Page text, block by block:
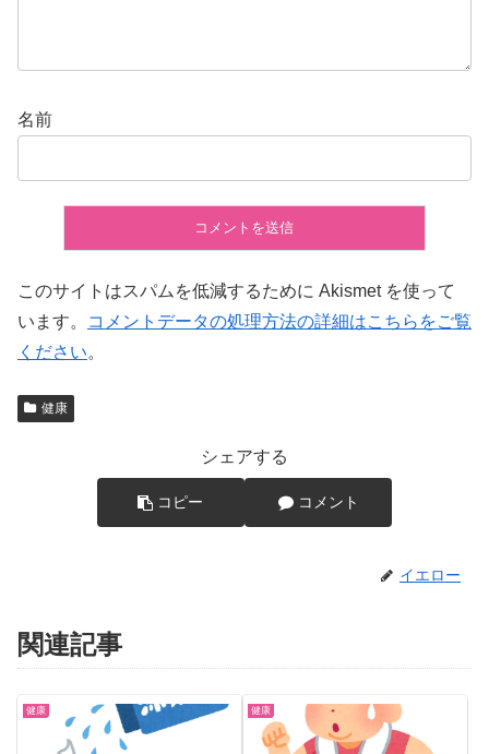
名前
このサイトはスパムを低減するために Akismet を使って
います。
コメントデータの処理方法の詳細はこちらをご覧
ください。
健康
シェアする
コピー コメント
イエロー
関連記事
健康 健康